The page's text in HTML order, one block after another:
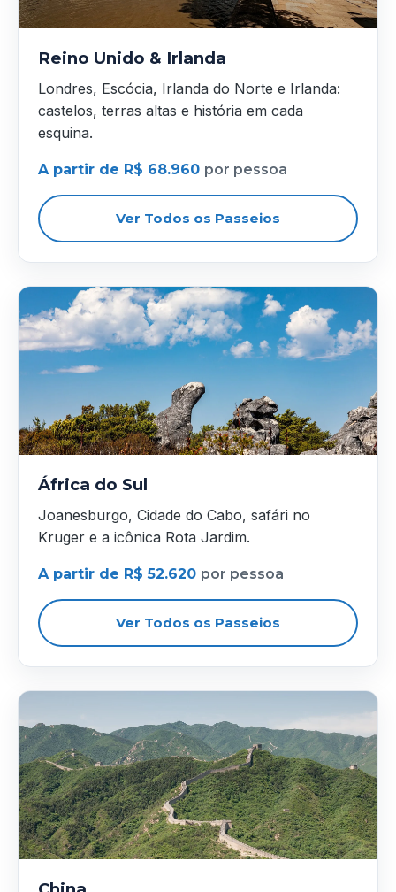
Reino Unido & Irlanda
Londres, Escócia, Irlanda do Norte e Irlanda:
castelos, terras altas e história em cada
esquina.
A partir de R$ 68.960 por pessoa
Ver Todos os Passeios
África do Sul
Joanesburgo, Cidade do Cabo, safári no
Kruger e a icônica Rota Jardim.
A partir de R$ 52.620 por pessoa
Ver Todos os Passeios